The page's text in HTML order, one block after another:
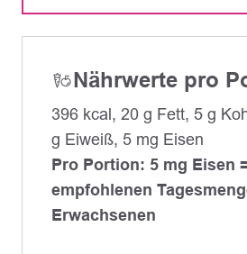
Nährwerte pro
396 kcal, 20 g Fett, 5 g
g Eiweiß, 5 mg Eisen
Pro Portion: 5 mg Eisen
empfohlenen
Erwachsenen